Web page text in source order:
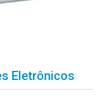
Eletrônicos